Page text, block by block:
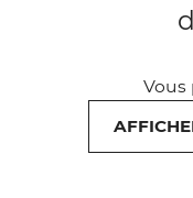
Vous